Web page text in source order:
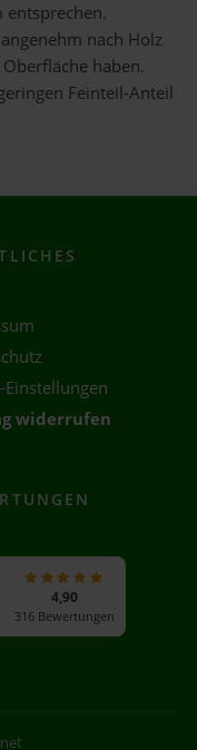
entsprechen.
angenehm nach Holz
haben.
Feinteil-Anteil
Einstellungen
widerrufen
4,90
316 Bewertungen